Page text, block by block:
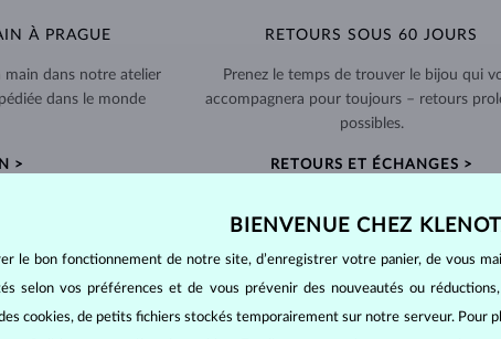
À PRAGUE
main dans notre atelier
dans le monde
>
RETOURS SOUS 60 JOURS
Prenez le temps de trouver le bijou qui
accompagnera pour toujours – retours
possibles.
RETOURS ET ÉCHANGES >
BIJOUX ENDIAMANT
BIENVENUE CHEZ
le bon fonctionnement de notre site, d’enregistrer votre panier, de vous
selon vos préférences et de vous prévenir des nouveautés ou
cookies, de petits fichiers stockés temporairement sur notre serveur. Pour